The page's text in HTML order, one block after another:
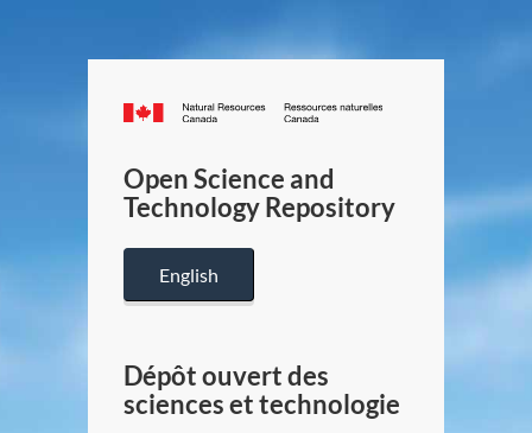
Canada.ca
/
Canada
Open Science and
Technology Repository
English
Dépôt ouvert des
sciences et technologie